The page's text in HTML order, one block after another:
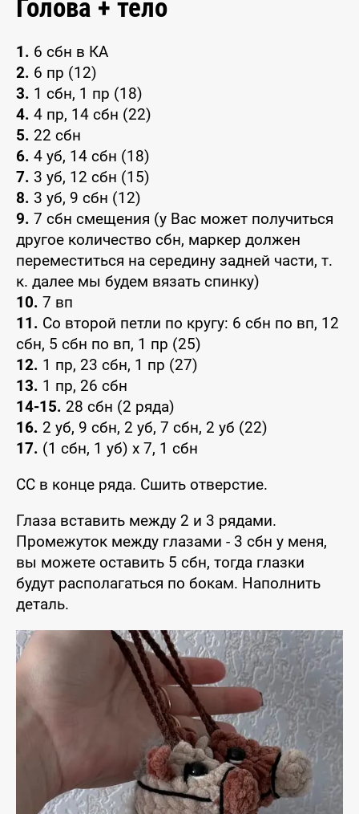
Голова + тело
1. 6 сбн в КА
2. 6 пр (12)
3. 1 сбн, 1 пр (18)
4. 4 пр, 14 сбн (22)
5. 22 сбн
6. 4 уб, 14 сбн (18)
7. 3 уб, 12 сбн (15)
8. 3 уб, 9 сбн (12)
9. 7 сбн смещения (у Вас может получиться
другое количество сбн, маркер должен
переместиться на середину задней части, т.
к. далее мы будем вязать спинку)
10. 7 вп
11. Со второй петли по кругу: 6 сбн по вп, 12
сбн, 5 сбн по вп, 1 пр (25)
12. 1 пр, 23 сбн, 1 пр (27)
13. 1 пр, 26 сбн
14-15. 28 сбн (2 ряда)
16. 2 уб, 9 сбн, 2 уб, 7 сбн, 2 уб (22)
17. (1 сбн, 1 уб) х 7, 1 сбн
СС в конце ряда. Сшить отверстие.
Глаза вставить между 2 и 3 рядами.
Промежуток между глазами - 3 сбн у меня,
вы можете оставить 5 сбн, тогда глазки
будут располагаться по бокам. Наполнить
деталь.